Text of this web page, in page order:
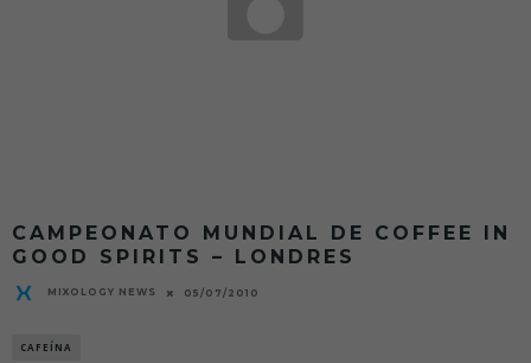
CAMPEONATO MUNDIAL DE COFFEE IN
GOOD SPIRITS – LONDRES
MIXOLOGY NEWS 05/07/2010
CAFEÍNA